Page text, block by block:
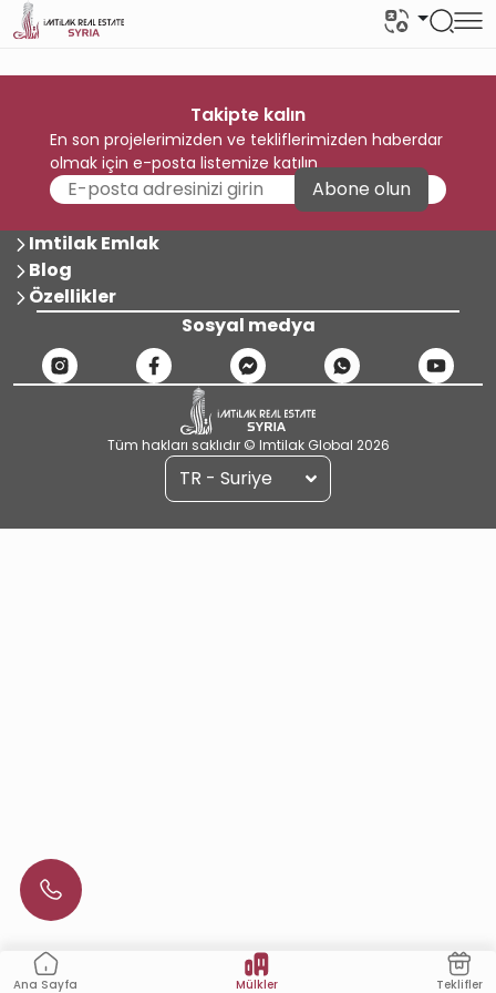
Ana Sayfa Mülkler Teklifler
Takipte kalın
En son projelerimizden ve tekliflerimizden haberdar
olmak için e-posta listemize katılın
Abone olun
Imtilak Emlak
Blog
Özellikler
Sosyal medya
Tüm hakları saklıdır © Imtilak Global 2026
TR - Suriye